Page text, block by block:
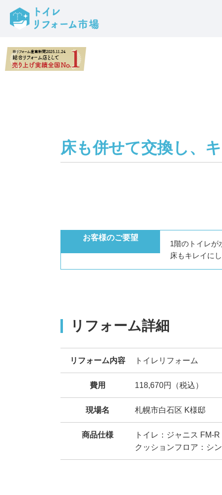
床も併せて交換し、
お客様のご要望
1階のトイレが
床もキレイに
リフォーム詳細
リフォーム内容 トイレリフォーム
費用 118,670円（税込）
現場名 札幌市白石区 K様邸
商品仕様
トイレ：ジャニス FM-
クッションフロア：シ